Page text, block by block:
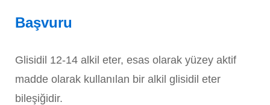
Başvuru
Glisidil 12-14 alkil eter, esas olarak yüzey aktif
madde olarak kullanılan bir alkil glisidil eter
bileşiğidir.